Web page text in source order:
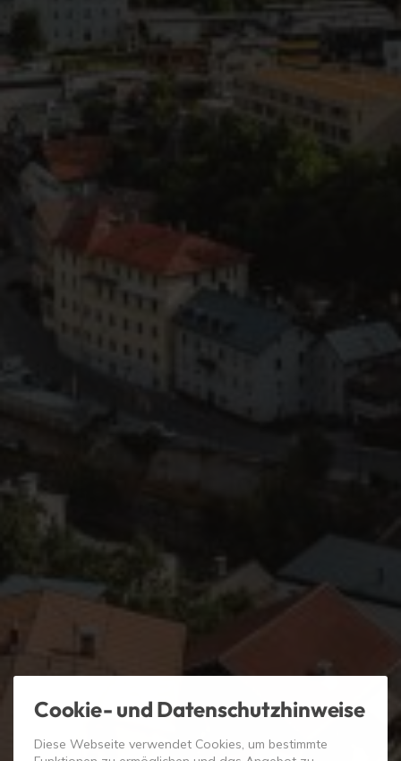
Cookie- und Datenschutzhinweise
Diese Webseite verwendet Cookies, um bestimmte